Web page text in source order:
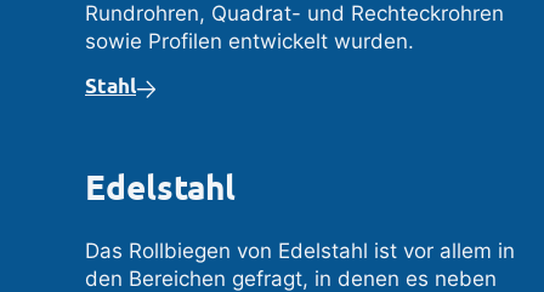
Rundrohren, Quadrat- und Rechteckrohren
sowie Profilen entwickelt wurden.
Stahl
Edelstahl
Das Rollbiegen von Edelstahl ist vor allem in
den Bereichen gefragt, in denen es neben